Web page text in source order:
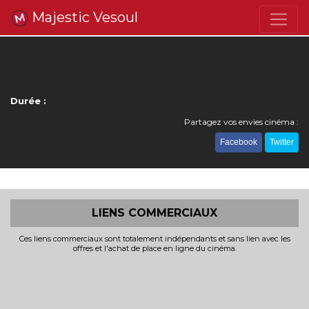
Majestic Vesoul
Durée :
Partagez vos envies cinéma :
Facebook Twitter
LIENS COMMERCIAUX
Ces liens commerciaux sont totalement indépendants et sans lien avec les
offres et l'achat de place en ligne du cinéma.